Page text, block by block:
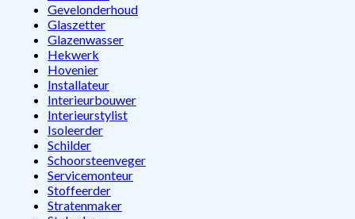
Gevelonderhoud
Glaszetter
Glazenwasser
Hekwerk
Hovenier
Installateur
Interieurbouwer
Interieurstylist
Isoleerder
Schilder
Schoorsteenveger
Servicemonteur
Stoffeerder
Stratenmaker